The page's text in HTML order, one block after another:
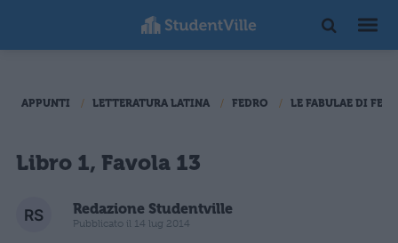
APPUNTI LETTERATURA LATINA FEDRO LE FABULAE DI
Libro 1, Favola 13
Redazione Studentville
Pubblicato il 14 lug 2014